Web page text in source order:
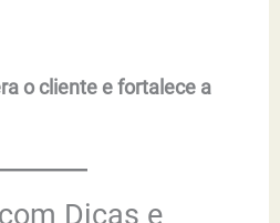
o cliente e fortalece a
Dicas e